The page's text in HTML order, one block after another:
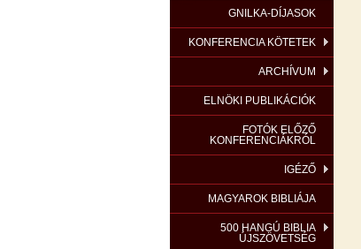
GNILKA-DÍJASOK
KONFERENCIA KÖTETEK
ARCHÍVUM
ELNÖKI PUBLIKÁCIÓK
FOTÓK ELŐZŐ
KONFERENCIÁKRÓL
IGÉZŐ
MAGYAROK BIBLIÁJA
500 HANGÚ BIBLIA
ÚJSZÖVETSÉG